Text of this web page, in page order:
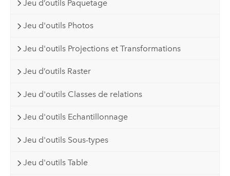
Jeu d’outils Paquetage
Jeu d'outils Photos
Jeu d'outils Projections et Transformations
Jeu d’outils Raster
Jeu d'outils Classes de relations
Jeu d'outils Echantillonnage
Jeu d'outils Sous-types
Jeu d'outils Table